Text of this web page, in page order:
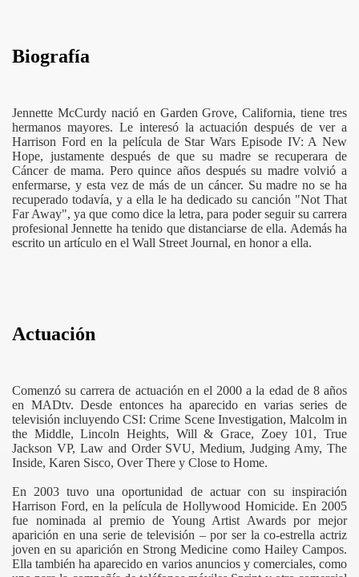
Biografía
Jennette McCurdy nació en Garden Grove, California, tiene tres
hermanos mayores. Le interesó la actuación después de ver a
Harrison Ford en la película de Star Wars Episode IV: A New
Hope, justamente después de que su madre se recuperara de
Cáncer de mama. Pero quince años después su madre volvió a
enfermarse, y esta vez de más de un cáncer. Su madre no se ha
recuperado todavía, y a ella le ha dedicado su canción "Not That
Far Away", ya que como dice la letra, para poder seguir su carrera
profesional Jennette ha tenido que distanciarse de ella. Además ha
escrito un artículo en el Wall Street Journal, en honor a ella.
Actuación
Comenzó su carrera de actuación en el 2000 a la edad de 8 años
en MADtv. Desde entonces ha aparecido en varias series de
televisión incluyendo CSI: Crime Scene Investigation, Malcolm in
the Middle, Lincoln Heights, Will & Grace, Zoey 101, True
Jackson VP, Law and Order SVU, Medium, Judging Amy, The
Inside, Karen Sisco, Over There y Close to Home.
En 2003 tuvo una oportunidad de actuar con su inspiración
Harrison Ford, en la película de Hollywood Homicide. En 2005
fue nominada al premio de Young Artist Awards por mejor
aparición en una serie de televisión – por ser la co-estrella actriz
joven en su aparición en Strong Medicine como Hailey Campos.
Ella también ha aparecido en varios anuncios y comerciales, como